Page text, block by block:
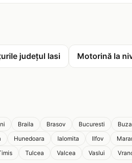
județul Iasi Motorină la
Braila Brasov Bucuresti
Hunedoara Ialomita Ilfov
Tulcea Valcea Vaslui